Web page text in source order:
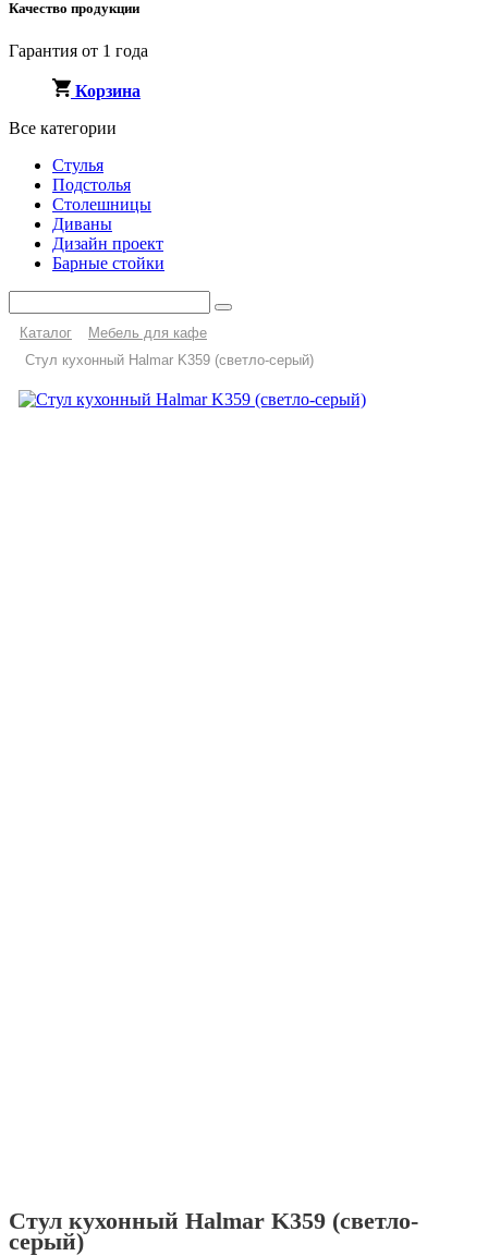
Качество продукции
Гарантия от 1 года
Корзина
Все категории
Стулья
Подстолья
Столешницы
Диваны
Дизайн проект
Барные стойки
Каталог
Мебель для кафе
Стул кухонный Halmar K359 (светло-серый)
Стул кухонный Halmar K359 (светло-
серый)